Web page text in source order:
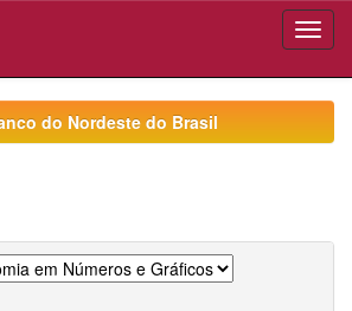
do Nordeste do Brasil